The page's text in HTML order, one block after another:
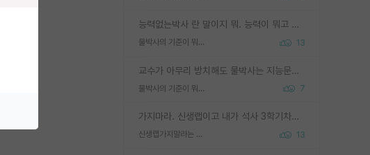
능력없는박사 란 말이지 뭐. 능력이 뭐고 능력이 있다는게 뭔지는 사람마다 기준이 다르니까 얘기해봐야 서로 자기 기준만 얘기해서 논쟁이 끝이 안나고. 주위에서 능력있고 야심있는 신입생이 교수가 유의미한 피드백을 아예 안주면서 제대로된 과제에 참여해볼 기회도 제공하지 않고 잡일 뺑뺑이만 돌려서 맨날 단순작업만 하면서 밤새다가 눈빛이 점점 죽어가는걸 본 사람은 물박사는 교수탓이라고 하고, 교수는 이것저것 알려도 주고 기회도 주고 사수 동기 붙여주면서 어떻게든 끌고가려고 하는데 본인이 매일 뺀질거리면서 출근 하는둥마는둥 하다가 기껏 와서도 폰이나 쳐다보다가 실험 망치고 저녁약속있어서 먼저 가볼게요~ 하는걸 본 사람은 물박사는 본인탓이라고 함.
물박사의 기준이 뭐임? 13
교수가 아무리 방치해도 물박사는 지능문제고 본인 의지 문제임. 만물 교수탓 하는 애들이 이상한거임.
물박사의 기준이 뭐임? 7
가지마라. 신생랩이고 내가 석사 3학기차인데 최고참인데 나도 아무것도 모르는데 교수가 후배들 왜 논문 교육 안시키냐. 논문 왜 안 써오냐 닦달한다
신생랩가지말라는 이유가 있었구나 13